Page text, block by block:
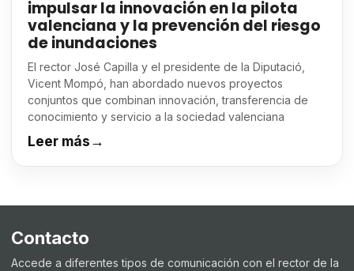
impulsar la innovación en la pilota
valenciana y la prevención del riesgo
de inundaciones
El rector José Capilla y el presidente de la Diputació,
Vicent Mompó, han abordado nuevos proyectos
conjuntos que combinan innovación, transferencia de
conocimiento y servicio a la sociedad valenciana
Leer más→
Contacto
Accede a diferentes tipos de comunicación con el rector de la